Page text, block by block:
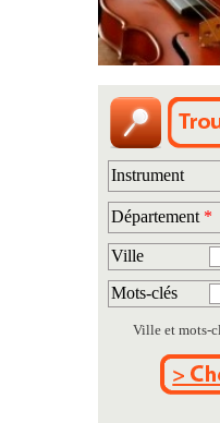
Instrument
Département *
Ville
Mots-clés
Ville et mots-